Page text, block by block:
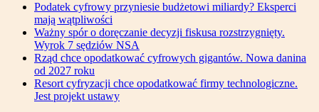
Podatek cyfrowy przyniesie budżetowi miliardy? Eksperci
mają wątpliwości
Ważny spór o doręczanie decyzji fiskusa rozstrzygnięty.
Wyrok 7 sędziów NSA
Rząd chce opodatkować cyfrowych gigantów. Nowa danina
od 2027 roku
Resort cyfryzacji chce opodatkować firmy technologiczne.
Jest projekt ustawy